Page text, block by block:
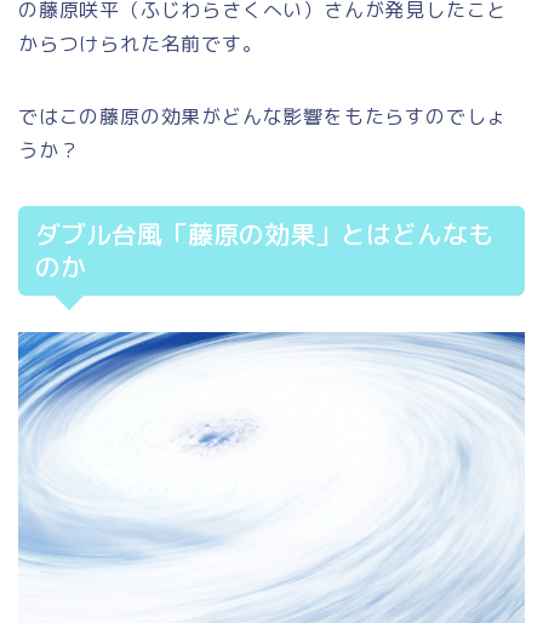
の藤原咲平（ふじわらさくへい）さんが発見したこと
からつけられた名前です。
ではこの藤原の効果がどんな影響をもたらすのでしょ
うか？
ダブル台風「藤原の効果」とはどんなも
のか